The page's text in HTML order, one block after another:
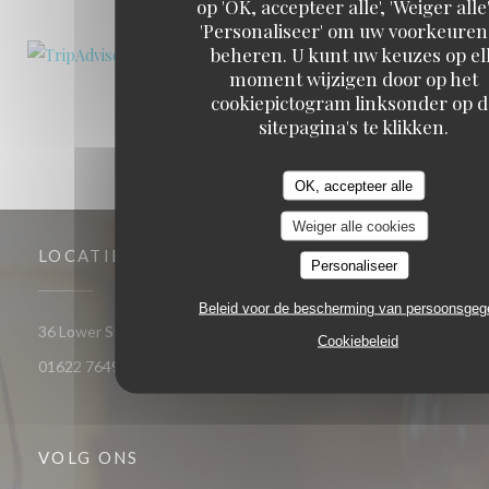
op 'OK, accepteer alle', 'Weiger
'Personaliseer' om uw
beheren. U kunt uw keuzes op
moment wijzigen door op het
cookiepictogram linksonder op
sitepagina's te klikken.
OK, accepteer alle
Weiger alle cookies
Personaliseer
Beleid voor de bescherming van
Cookiebeleid
LOCATIE
36 Lower Stone Street ME15 6LX Maidstone Kent
01622 764961
VOLG ONS